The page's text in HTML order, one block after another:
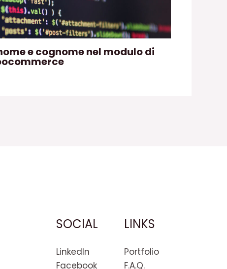
e cognome nel modulo di
SOCIAL
LinkedIn
Facebook
LINKS
Portfolio
F.A.Q.